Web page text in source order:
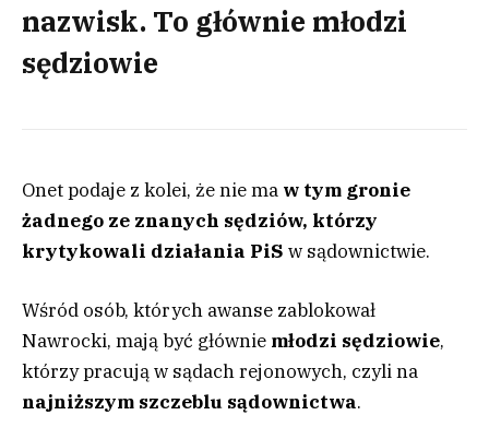
nazwisk. To głównie młodzi
sędziowie
Onet podaje z kolei, że nie ma w tym gronie
żadnego ze znanych sędziów, którzy
krytykowali działania PiS w sądownictwie.
Wśród osób, których awanse zablokował
Nawrocki, mają być głównie młodzi sędziowie,
którzy pracują w sądach rejonowych, czyli na
najniższym szczeblu sądownictwa.